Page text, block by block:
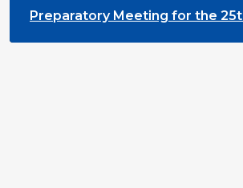
Preparatory Meeting for the